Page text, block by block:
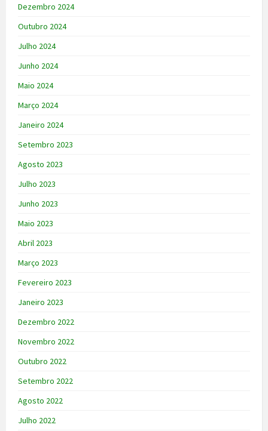
Dezembro 2024
Outubro 2024
Julho 2024
Junho 2024
Maio 2024
Março 2024
Janeiro 2024
Setembro 2023
Agosto 2023
Julho 2023
Junho 2023
Maio 2023
Abril 2023
Março 2023
Fevereiro 2023
Janeiro 2023
Dezembro 2022
Novembro 2022
Outubro 2022
Setembro 2022
Agosto 2022
Julho 2022